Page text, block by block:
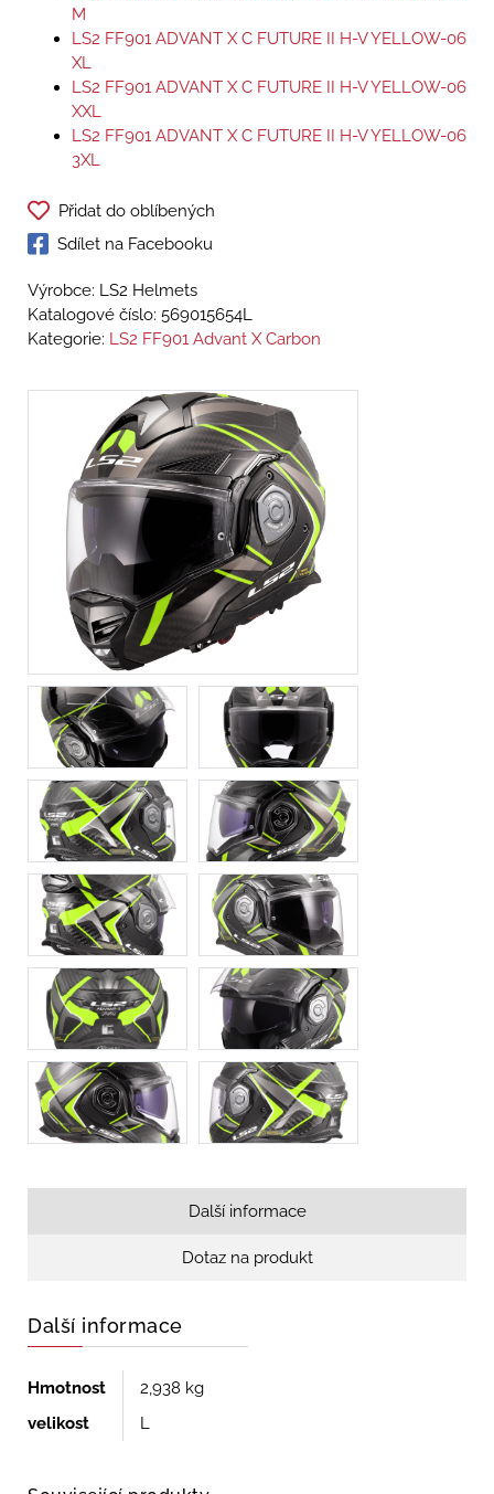
M
LS2 FF901 ADVANT X C FUTURE II H-V YELLOW-06
XL
LS2 FF901 ADVANT X C FUTURE II H-V YELLOW-06
XXL
LS2 FF901 ADVANT X C FUTURE II H-V YELLOW-06
3XL
Přidat do oblíbených
Sdílet na Facebooku
Výrobce: LS2 Helmets
Katalogové číslo: 569015654L
Kategorie: LS2 FF901 Advant X Carbon
Další informace
Dotaz na produkt
Další informace
Hmotnost
2,938 kg
velikost
L